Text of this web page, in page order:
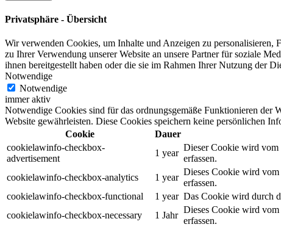
Privatsphäre - Übersicht
Wir verwenden Cookies, um Inhalte und Anzeigen zu
zu Ihrer Verwendung unserer Website an unsere Partner für soziale
ihnen bereitgestellt haben oder die sie im Rahmen Ihrer Nutzung der
Notwendige
Notwendige
immer aktiv
Notwendige Cookies sind für das ordnungsgemäße Funktionieren der
Website gewährleisten. Diese Cookies speichern keine persönlichen
Cookie
Dauer
cookielawinfo-checkbox-
advertisement
1 year
Dieser Cookie wird vom
erfassen.
cookielawinfo-checkbox-analytics
1 year
Dieses Cookie wird
erfassen.
cookielawinfo-checkbox-functional
1 year Das Cookie wird durch
cookielawinfo-checkbox-necessary
1 Jahr
Dieses Cookie wird
erfassen.